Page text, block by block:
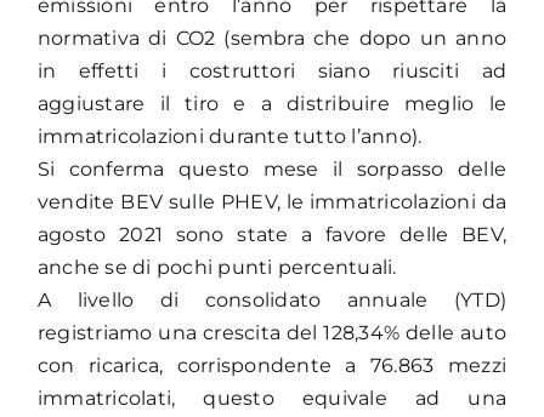
emissioni entro l’anno per rispettare la
normativa di CO2 (sembra che dopo un anno
in effetti i costruttori siano riusciti ad
aggiustare il tiro e a distribuire meglio le
immatricolazioni durante tutto l’anno).
Si conferma questo mese il sorpasso delle
vendite BEV sulle PHEV, le immatricolazioni da
agosto 2021 sono state a favore delle BEV,
anche se di pochi punti percentuali.
A livello di consolidato annuale (YTD)
registriamo una crescita del 128,34% delle auto
con ricarica, corrispondente a 76.863 mezzi
immatricolati, questo equivale ad una